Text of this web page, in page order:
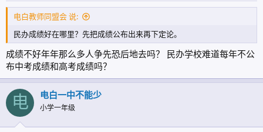
电白教师同盟会 说:
民办成绩好在哪里？先把成绩公布出来再下定论。
成绩不好年年那么多人争先恐后地去吗？ 民办学校难道每年不公
布中考成绩和高考成绩吗？
电 电白一中不能少
小学一年级